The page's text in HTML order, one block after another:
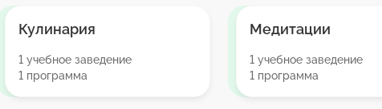
Кулинария
1 учебное заведение
1 программа
Медитации
1 учебное заведение
1 программа